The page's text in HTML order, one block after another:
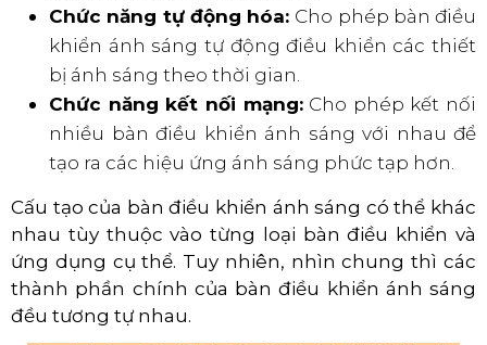
Chức năng tự động hóa: Cho phép bàn điều
khiển ánh sáng tự động điều khiển các thiết
bị ánh sáng theo thời gian.
Chức năng kết nối mạng:Cho phép kết nối
nhiều bàn điều khiển ánh sáng với nhau để
tạo ra các hiệu ứng ánh sáng phức tạp hơn.
Cấu tạo của bàn điều khiển ánh sáng có thể khác
nhau tùy thuộc vào từng loại bàn điều khiển và
ứng dụng cụ thể. Tuy nhiên, nhìn chung thì các
thành phần chính của bàn điều khiển ánh sáng
đều tương tự nhau.